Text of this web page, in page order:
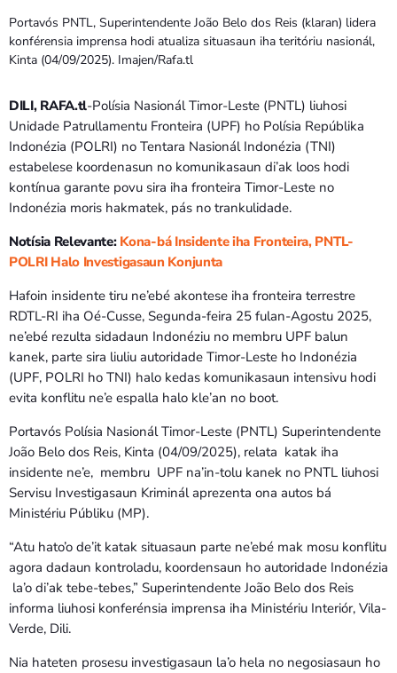
Portavós PNTL, Superintendente João Belo dos Reis (klaran) lidera
konférensia imprensa hodi atualiza situasaun iha teritóriu nasionál,
Kinta (04/09/2025). Imajen/Rafa.tl
DILI, RAFA.tl-Polísia Nasionál Timor-Leste (PNTL) liuhosi
Unidade Patrullamentu Fronteira (UPF) ho Polísia Repúblika
Indonézia (POLRI) no Tentara Nasionál Indonézia (TNI)
estabelese koordenasun no komunikasaun di’ak loos hodi
kontínua garante povu sira iha fronteira Timor-Leste no
Indonézia moris hakmatek, pás no trankulidade.
Notísia Relevante: Kona-bá Insidente iha Fronteira, PNTL-
POLRI Halo Investigasaun Konjunta
Hafoin insidente tiru ne’ebé akontese iha fronteira terrestre
RDTL-RI iha Oé-Cusse, Segunda-feira 25 fulan-Agostu 2025,
ne’ebé rezulta sidadaun Indonéziu no membru UPF balun
kanek, parte sira liuliu autoridade Timor-Leste ho Indonézia
(UPF, POLRI ho TNI) halo kedas komunikasaun intensivu hodi
evita konflitu ne’e espalla halo kle’an no boot.
Portavós Polísia Nasionál Timor-Leste (PNTL) Superintendente
João Belo dos Reis, Kinta (04/09/2025), relata katak iha
insidente ne’e, membru UPF na’in-tolu kanek no PNTL liuhosi
Servisu Investigasaun Kriminál aprezenta ona autos bá
Ministériu Públiku (MP).
“Atu hato’o de’it katak situasaun parte ne’ebé mak mosu konflitu
agora dadaun kontroladu, koordensaun ho autoridade Indonézia
la’o di’ak tebe-tebes,” Superintendente João Belo dos Reis
informa liuhosi konferénsia imprensa iha Ministériu Interiór, Vila-
Verde, Dili.
Nia hateten prosesu investigasaun la’o hela no negosiasaun ho